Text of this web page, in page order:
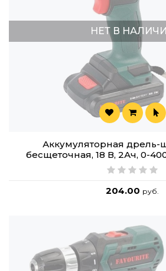
НЕТ В
Аккумуляторная дрель-
бесщеточная, 18 В, 2Ач, 0-
204.00 руб.